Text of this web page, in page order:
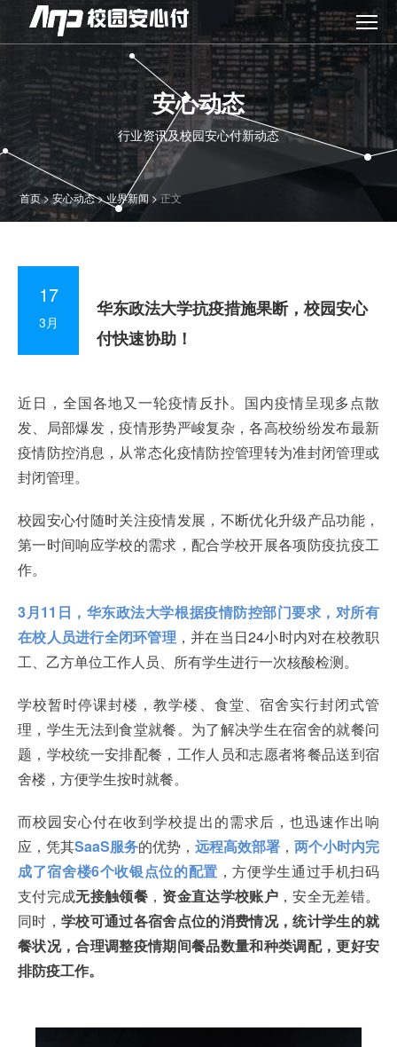
安心动态
行业资讯及校园安心付新动态
首页>安心动态>业界新闻 >正文
17
3月
华东政法大学抗疫措施果断，校园安心
付快速协助！
近日，全国各地又一轮疫情反扑。国内疫情呈现多点散
发、局部爆发，疫情形势严峻复杂，各高校纷纷发布最新
疫情防控消息，从常态化疫情防控管理转为准封闭管理或
封闭管理。
校园安心付随时关注疫情发展，不断优化升级产品功能，
第一时间响应学校的需求，配合学校开展各项防疫抗疫工
作。
3月11日，华东政法大学根据疫情防控部门要求，对所有
在校人员进行全闭环管理 ，并在当日24小时内对在校教职
工、乙方单位工作人员、所有学生进行一次核酸检测。
学校暂时停课封楼，教学楼、食堂、宿舍实行封闭式管
理，学生无法到食堂就餐。为了解决学生在宿舍的就餐问
题，学校统一安排配餐，工作人员和志愿者将餐品送到宿
舍楼，方便学生按时就餐。
而校园安心付在收到学校提出的需求后，也迅速作出响
应，凭其SaaS服务的优势， 远程高效部署 ， 两个小时内完
成了宿舍楼6个收银点位的配置 ，方便学生通过手机扫码
支付完成无接触领餐 ， 资金直达学校账户 ，安全无差错。
同时， 学校可通过各宿舍点位的消费情况，统计学生的就
餐状况，合理调整疫情期间餐品数量和种类调配，更好安
排防疫工作。